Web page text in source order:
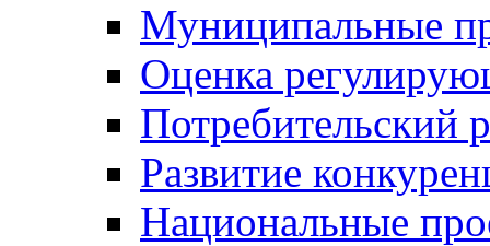
Муниципальные
Оценка
Потребительский
Развитие
Национальные